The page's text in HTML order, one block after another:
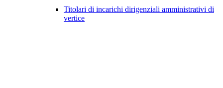
Titolari di incarichi dirigenziali amministrativi di
vertice